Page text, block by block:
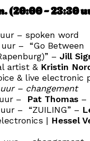
(20:00 – 23:30
– spoken word
uur – “Go Between
– Jill
artist & Kristin
& live electronic
uur – changement
– Pat Thomas –
– “ZUILING” –
| Hessel